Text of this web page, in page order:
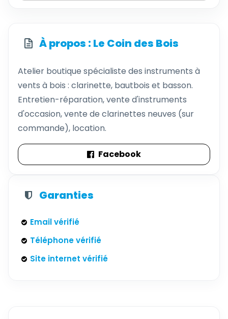
À propos : Le Coin des Bois
Atelier boutique spécialiste des instruments à
vents à bois : clarinette, bautbois et basson.
Entretien-réparation, vente d'instruments
d'occasion, vente de clarinettes neuves (sur
commande), location.
Facebook
Garanties
Email vérifié
Téléphone vérifié
Site internet vérifié